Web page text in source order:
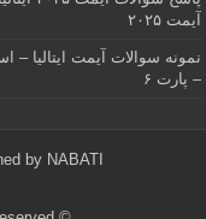
آیمت ۲۰۲۵
– پارت ۶
by NABATI